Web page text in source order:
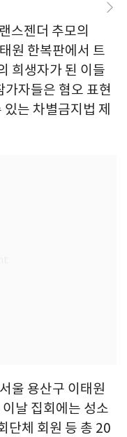
스젠더 추모의
원 한복판에서 트
희생자가 된 이들
자들은 혐오 표현
는 차별금지법 제
울 용산구 이태원
날 집회에는 성소
단체 회원 등 총 20